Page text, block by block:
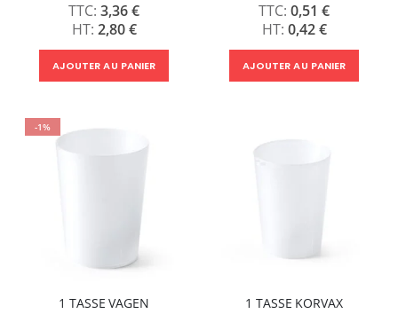
3,36 €
2,80 €
AJOUTER AU PANIER
0,51 €
0,42 €
AJOUTER AU PANIER
-1%
1 TASSE VAGEN 1 TASSE KORVAX